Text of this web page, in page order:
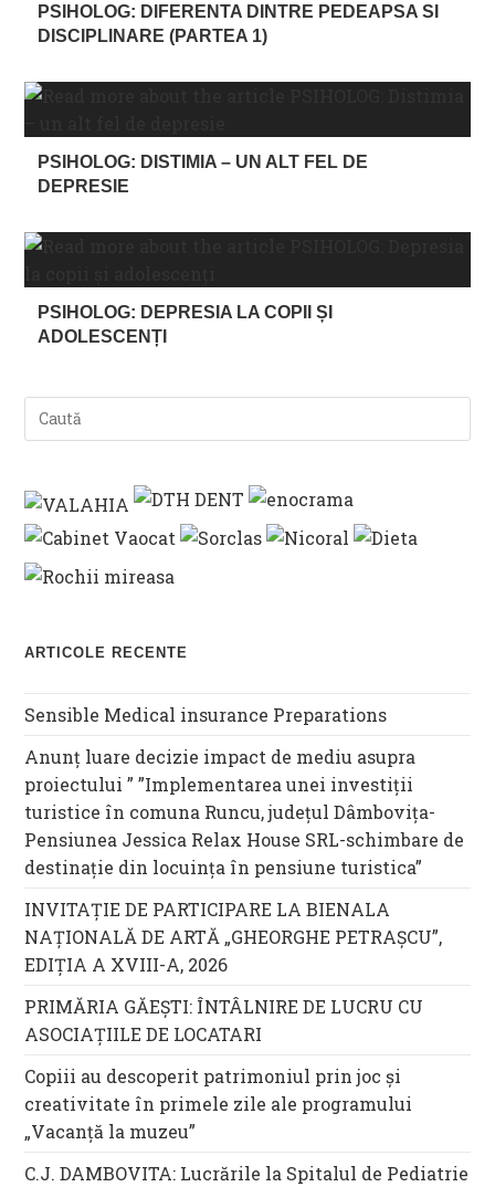
PSIHOLOG: DIFERENTA DINTRE PEDEAPSA SI
DISCIPLINARE (PARTEA 1)
PSIHOLOG: DISTIMIA – UN ALT FEL DE
DEPRESIE
PSIHOLOG: DEPRESIA LA COPII ȘI
ADOLESCENȚI
ARTICOLE RECENTE
Sensible Medical insurance Preparations
Anunț luare decizie impact de mediu asupra
proiectului ” ”Implementarea unei investiții
turistice în comuna Runcu, județul Dâmbovița-
Pensiunea Jessica Relax House SRL-schimbare de
destinație din locuința în pensiune turistica”
INVITAȚIE DE PARTICIPARE LA BIENALA
NAȚIONALĂ DE ARTĂ „GHEORGHE PETRAȘCU”,
EDIŢIA A XVIII-A, 2026
PRIMĂRIA GĂEȘTI: ÎNTÂLNIRE DE LUCRU CU
ASOCIAȚIILE DE LOCATARI
Copiii au descoperit patrimoniul prin joc și
creativitate în primele zile ale programului
„Vacanță la muzeu”
C.J. DAMBOVITA: Lucrările la Spitalul de Pediatrie